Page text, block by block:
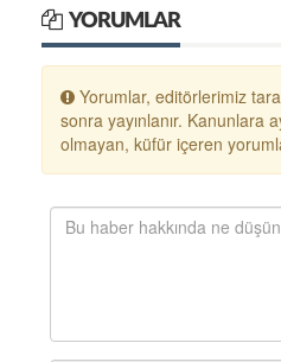
YORUMLAR
Yorumlar, editörlerimiz
sonra yayınlanır. Kanunlara
olmayan, küfür içeren